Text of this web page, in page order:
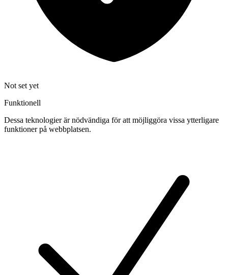
Not set yet
Funktionell
Dessa teknologier är nödvändiga för att möjliggöra vissa ytterligare
funktioner på webbplatsen.